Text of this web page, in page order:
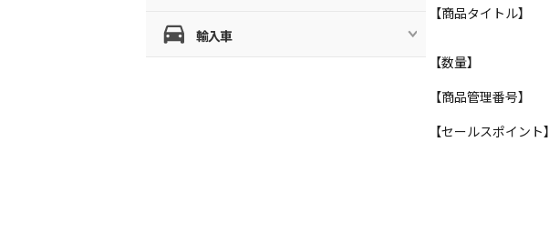
【商品タイトル】
【数量】
【商品管理番号】
【セールスポイント】
輸入車